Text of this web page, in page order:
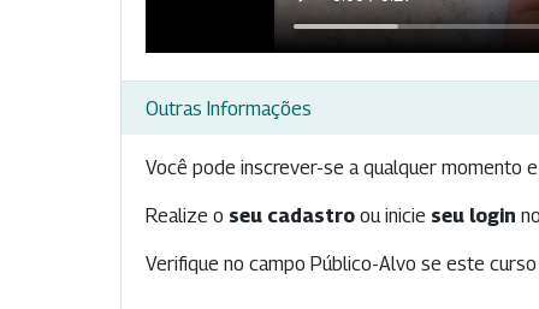
Outras Informações
Você pode inscrever-se a qualquer momento
Realize o seu cadastro ou inicie seu login
Verifique no campo Público-Alvo se este